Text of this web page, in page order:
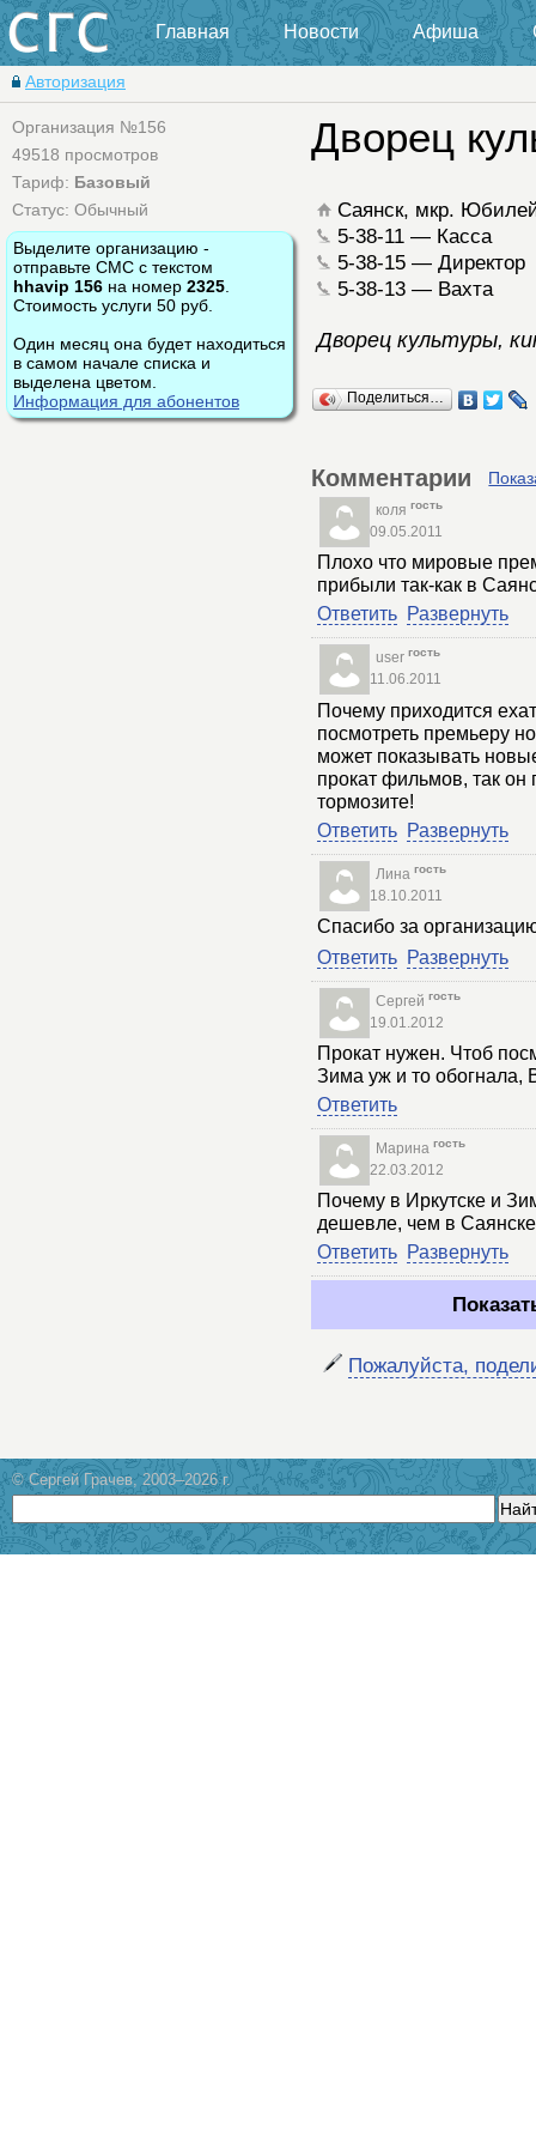
Главная Новости Афиша
Авторизация
Организация №156
49518 просмотров
Тариф: Базовый
Статус: Обычный
Выделите организацию -
отправьте СМС с текстом
hhavip 156 на номер 2325
Стоимость услуги 50 руб.
Один месяц она будет находиться
в самом начале списка и
выделена цветом.
Информация для абонентов
Дворец
Саянск, мкр.
5-38-11 — Касса
5-38-15 — Директор
5-38-13 — Вахта
Дворец культуры,
Поделиться…
Комментарии
коля гость
09.05.2011
Плохо что мировые
прибыли так-как в
Ответить Развернуть
user гость
11.06.2011
Почему приходится
посмотреть премьеру
может показывать
прокат фильмов, так
тормозите!
Ответить Развернуть
Лина гость
18.10.2011
Спасибо за
Ответить Развернуть
Сергей гость
19.01.2012
Прокат нужен. Чтоб
Зима уж и то обогнала,
Ответить
Марина гость
22.03.2012
Почему в Иркутске и
дешевле, чем в
Ответить Развернуть
Пожалуйста,
© Сергей Грачев, 2003–2026 г.